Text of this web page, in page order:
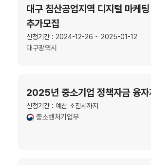
대구 침산공업지역 디지털 마케
추가모집
신청기간 : 2024-12-26 ~ 2025-01-12
대구광역시
2025년 중소기업 정책자금 융자
신청기간 : 예산 소진시까지
중소벤처기업부